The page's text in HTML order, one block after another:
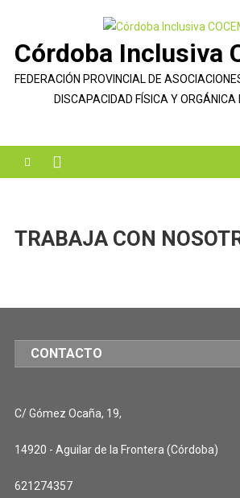
contenido
Córdoba Inclusiva
FEDERACIÓN PROVINCIAL DE
DISCAPACIDAD FÍSICA Y ORGÁNICA
TRABAJA CON
CONTACTO
C/ Gómez Ocaña, 19,
14920 - Aguilar de la Frontera (Córdoba)
621274357